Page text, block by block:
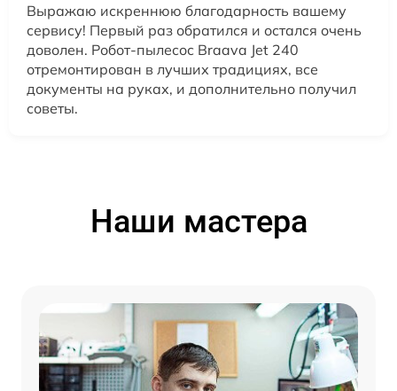
Выражаю искреннюю благодарность вашему
сервису! Первый раз обратился и остался очень
доволен. Робот-пылесос Braava Jet 240
отремонтирован в лучших традициях, все
документы на руках, и дополнительно получил
советы.
Наши мастера